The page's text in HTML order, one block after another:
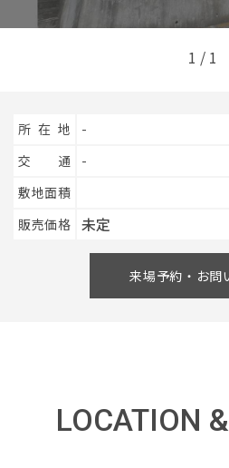
お知らせ
1 / 1
所在地
-
交通
-
敷地面積
販売価格 未定
来場予約・お問
LOCATION